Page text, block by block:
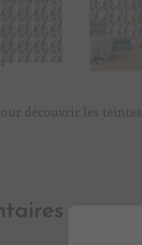
découvrir les teintes